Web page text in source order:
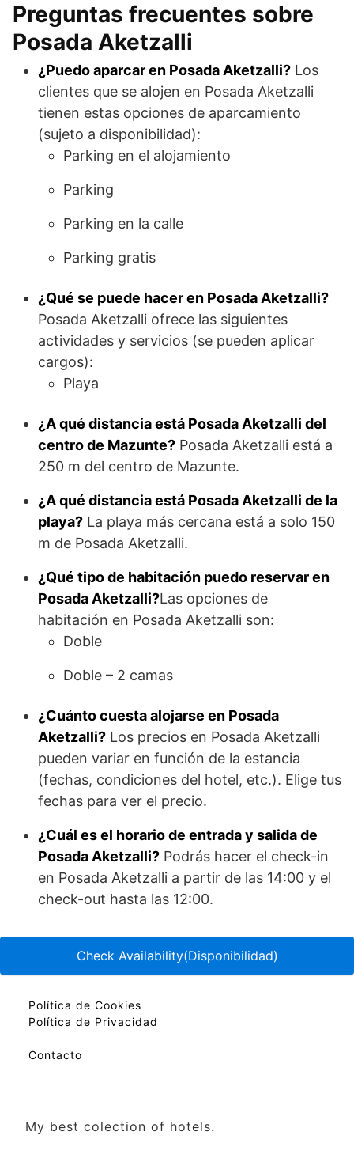
Preguntas frecuentes sobre
Posada Aketzalli
¿Puedo aparcar en Posada Aketzalli? Los
clientes que se alojen en Posada Aketzalli
tienen estas opciones de aparcamiento
(sujeto a disponibilidad):
Parking en el alojamiento
Parking
Parking en la calle
Parking gratis
¿Qué se puede hacer en Posada Aketzalli?
Posada Aketzalli ofrece las siguientes
actividades y servicios (se pueden aplicar
cargos):
Playa
¿A qué distancia está Posada Aketzalli del
centro de Mazunte? Posada Aketzalli está a
250 m del centro de Mazunte.
¿A qué distancia está Posada Aketzalli de la
playa? La playa más cercana está a solo 150
m de Posada Aketzalli.
¿Qué tipo de habitación puedo reservar en
Posada Aketzalli?Las opciones de
habitación en Posada Aketzalli son:
Doble
Doble – 2 camas
¿Cuánto cuesta alojarse en Posada
Aketzalli? Los precios en Posada Aketzalli
pueden variar en función de la estancia
(fechas, condiciones del hotel, etc.). Elige tus
fechas para ver el precio.
¿Cuál es el horario de entrada y salida de
Posada Aketzalli? Podrás hacer el check-in
en Posada Aketzalli a partir de las 14:00 y el
check-out hasta las 12:00.
Política de Cookies
Política de Privacidad
Contacto
My best colection of hotels.
Check Availability(Disponibilidad)